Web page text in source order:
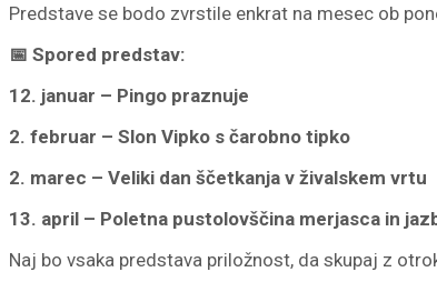
Predstave se bodo zvrstile enkrat na mesec ob
📅 Spored predstav:
12. januar – Pingo praznuje
2. februar – Slon Vipko s čarobno tipko
2. marec – Veliki dan ščetkanja v živalskem vrtu
13. april – Poletna pustolovščina merjasca in
Naj bo vsaka predstava priložnost, da skupaj z